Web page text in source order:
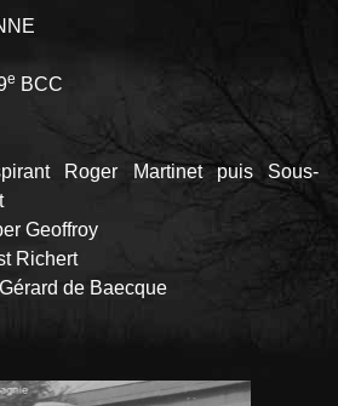
e BCC
Roger Martinet puis Sous-
Geoffroy
Richert
de Baecque